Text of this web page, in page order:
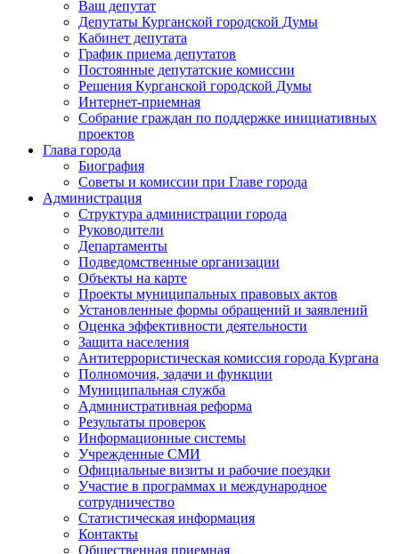
Ваш депутат
Депутаты Курганской городской Думы
Кабинет депутата
График приема депутатов
Постоянные депутатские комиссии
Решения Курганской городской Думы
Интернет-приемная
Собрание граждан по поддержке инициативных
проектов
Глава города
Биография
Советы и комиссии при Главе города
Администрация
Структура администрации города
Руководители
Департаменты
Подведомственные организации
Объекты на карте
Проекты муниципальных правовых актов
Установленные формы обращений и заявлений
Оценка эффективности деятельности
Защита населения
Антитеррористическая комиссия города Кургана
Полномочия, задачи и функции
Муниципальная служба
Административная реформа
Результаты проверок
Информационные системы
Учрежденные СМИ
Официальные визиты и рабочие поездки
Участие в программах и международное
сотрудничество
Статистическая информация
Контакты
Общественная приемная